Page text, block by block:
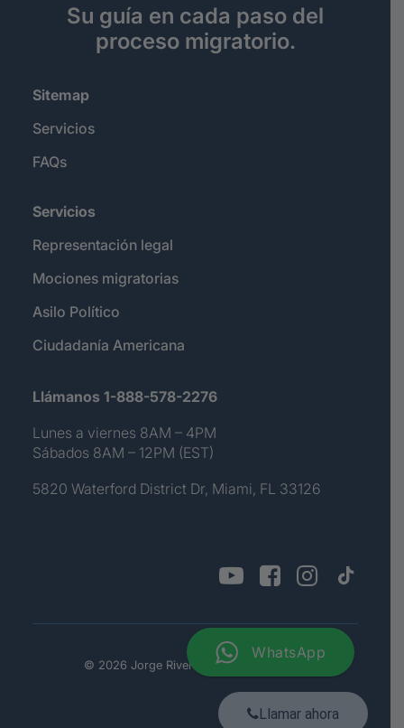
Su guía en cada paso del
proceso migratorio.
Sitemap
Servicios
FAQs
Servicios
Representación legal
Mociones migratorias
Asilo Político
Ciudadanía Americana
Llámanos 1-888-578-2276
Lunes a viernes 8AM – 4PM
Sábados 8AM – 12PM (EST)
5820 Waterford District Dr, Miami, FL 33126
© 2026 Jorge Rivera. All rights reserved
Llamar ahora
WhatsApp